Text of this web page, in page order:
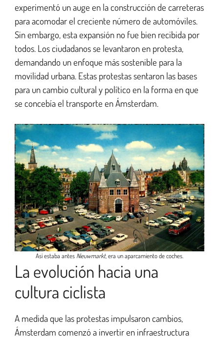
experimentó un auge en la construcción de carreteras
para acomodar el creciente número de automóviles.
Sin embargo, esta expansión no fue bien recibida por
todos. Los ciudadanos se levantaron en protesta,
demandando un enfoque más sostenible para la
movilidad urbana. Estas protestas sentaron las bases
para un cambio cultural y político en la forma en que
se concebía el transporte en Ámsterdam.
Así estaba antes Nieuwmarkt, era un aparcamiento de coches.
La evolución hacia una
cultura ciclista
A medida que las protestas impulsaron cambios,
Ámsterdam comenzó a invertir en infraestructura